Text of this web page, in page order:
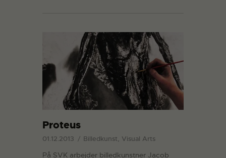
Proteus
01.12.2013 Billedkunst, Visual Arts
På SVK arbejder billedkunstner Jacob